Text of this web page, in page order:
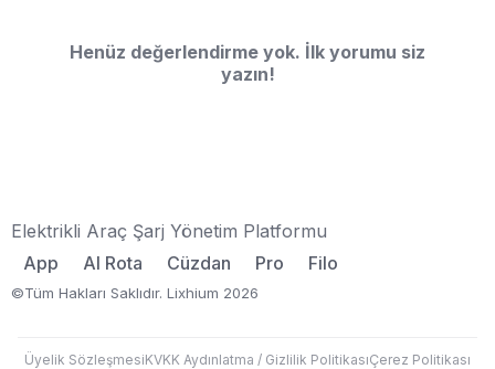
Henüz değerlendirme yok. İlk yorumu siz
yazın!
Elektrikli Araç Şarj Yönetim Platformu
App
AI Rota Cüzdan Pro Filo
©Tüm Hakları Saklıdır. Lixhium 2026
Üyelik SözleşmesiKVKK Aydınlatma / Gizlilik PolitikasıÇerez Politikası